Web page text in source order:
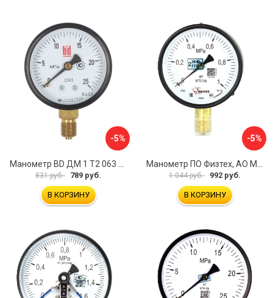
-5%
831 руб. 789 руб.
В КОРЗИНУ
-5%
1 044 руб. 992 руб.
В КОРЗИНУ